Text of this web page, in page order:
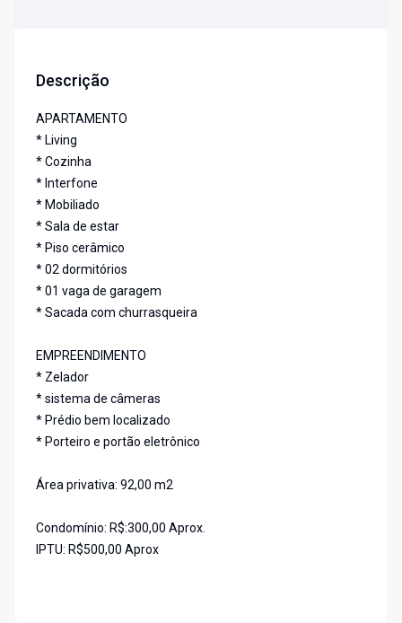
Descrição
APARTAMENTO
* Living
* Cozinha
* Interfone
* Mobiliado
* Sala de estar
* Piso cerâmico
* 02 dormitórios
* 01 vaga de garagem
* Sacada com churrasqueira
EMPREENDIMENTO
* Zelador
* sistema de câmeras
* Prédio bem localizado
* Porteiro e portão eletrônico
Área privativa: 92,00 m2
Condomínio: R$:300,00 Aprox.
IPTU: R$500,00 Aprox